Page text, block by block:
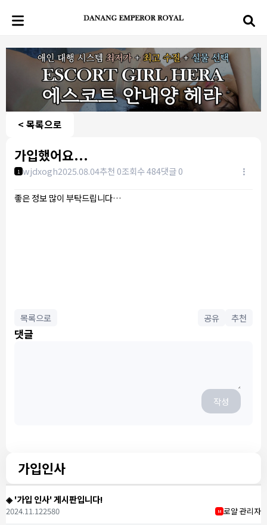
< 목록으로
가입했어요...
1 wjdxogh2025.08.04추천 0조회수 484댓글 0
좋은 정보 많이 부탁드립니다…
목록으로 공유 추천
댓글
작성
가입인사
◈ '가입 인사' 게시판입니다!
M 로얄 관리자
2024.11.122580